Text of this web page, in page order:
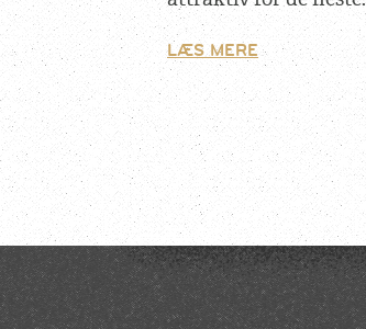
LÆS MERE